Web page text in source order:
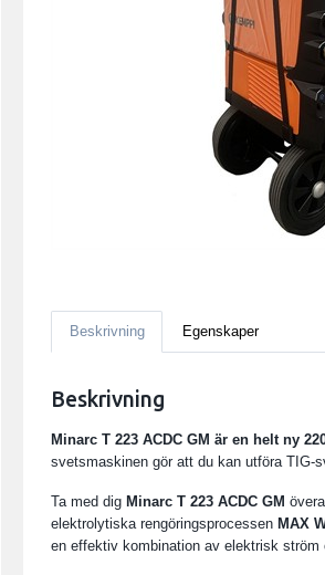
Beskrivning Egenskaper
Beskrivning
Minarc T 223 ACDC GM är en helt ny
svetsmaskinen gör att du kan utföra TIG-
Ta med digMinarc T 223 ACDC GM
elektrolytiska rengöringsprocessenMAX
en effektiv kombination av elektrisk